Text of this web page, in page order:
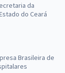
da
do Ceará
Brasileira de